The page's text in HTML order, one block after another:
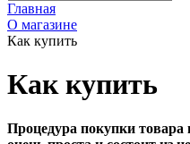
Главная
О магазине
Как купить
Как купить
Процедура покупки